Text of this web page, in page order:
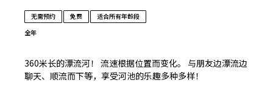
无需预约 免费
适合所有年龄段
全年
360米长的漂流河！ 流速根据位置而变化。 与朋友边漂流边
聊天、顺流而下等，享受河池的乐趣多种多样！